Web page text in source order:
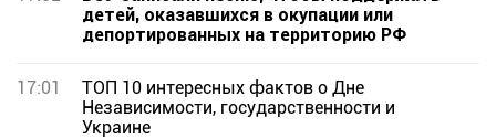
детей, оказавшихся в окупации или
депортированных на территорию РФ
17:01
ТОП 10 интересных фактов о Дне
Независимости, государственности и
Украине